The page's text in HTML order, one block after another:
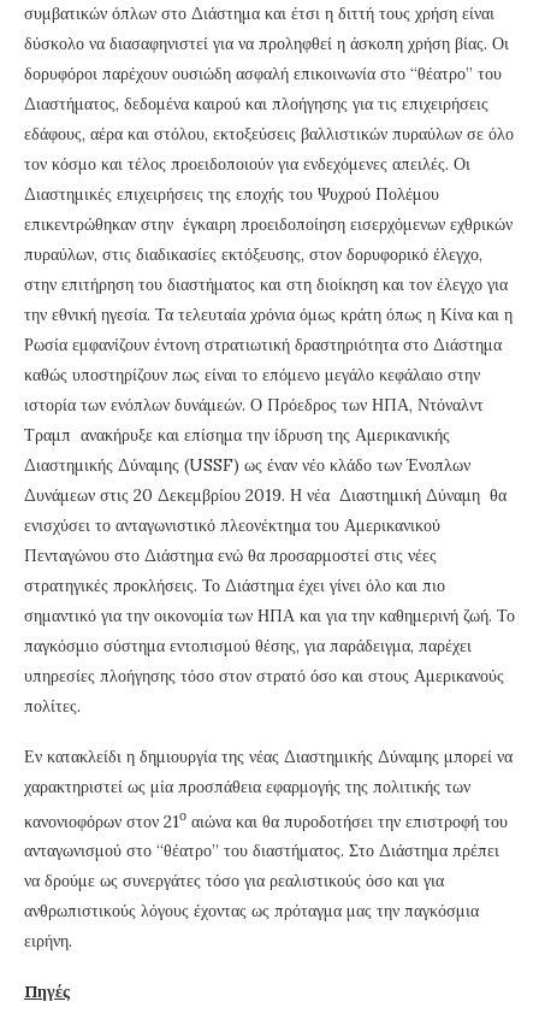
συμβατικών όπλων στο Διάστημα και έτσι η διττή τους χρήση είναι
δύσκολο να διασαφηνιστεί για να προληφθεί η άσκοπη χρήση βίας. Οι
δορυφόροι παρέχουν ουσιώδη ασφαλή επικοινωνία στο “θέατρο” του
Διαστήματος, δεδομένα καιρού και πλοήγησης για τις επιχειρήσεις
εδάφους, αέρα και στόλου, εκτοξεύσεις βαλλιστικών πυραύλων σε όλο
τον κόσμο και τέλος προειδοποιούν για ενδεχόμενες απειλές. Οι
Διαστημικές επιχειρήσεις της εποχής του Ψυχρού Πολέμου
επικεντρώθηκαν στην έγκαιρη προειδοποίηση εισερχόμενων εχθρικών
πυραύλων, στις διαδικασίες εκτόξευσης, στον δορυφορικό έλεγχο,
στην επιτήρηση του διαστήματος και στη διοίκηση και τον έλεγχο για
την εθνική ηγεσία. Τα τελευταία χρόνια όμως κράτη όπως η Κίνα και η
Ρωσία εμφανίζουν έντονη στρατιωτική δραστηριότητα στο Διάστημα
καθώς υποστηρίζουν πως είναι το επόμενο μεγάλο κεφάλαιο στην
ιστορία των ενόπλων δυνάμεών. Ο Πρόεδρος των ΗΠΑ, Ντόναλντ
Τραμπ ανακήρυξε και επίσημα την ίδρυση της Αμερικανικής
Διαστημικής Δύναμης (USSF) ως έναν νέο κλάδο των Ένοπλων
Δυνάμεων στις 20 Δεκεμβρίου 2019. Η νέα Διαστημική Δύναμη θα
ενισχύσει το ανταγωνιστικό πλεονέκτημα του Αμερικανικού
Πενταγώνου στο Διάστημα ενώ θα προσαρμοστεί στις νέες
στρατηγικές προκλήσεις. Το Διάστημα έχει γίνει όλο και πιο
σημαντικό για την οικονομία των ΗΠΑ και για την καθημερινή ζωή. Το
παγκόσμιο σύστημα εντοπισμού θέσης, για παράδειγμα, παρέχει
υπηρεσίες πλοήγησης τόσο στον στρατό όσο και στους Αμερικανούς
πολίτες.
Εν κατακλείδι η δημιουργία της νέας Διαστημικής Δύναμης μπορεί να
χαρακτηριστεί ως μία προσπάθεια εφαρμογής της πολιτικής των
κανονιοφόρων στον 21ο αιώνα και θα πυροδοτήσει την επιστροφή του
ανταγωνισμού στο “θέατρο” του διαστήματος. Στο Διάστημα πρέπει
να δρούμε ως συνεργάτες τόσο για ρεαλιστικούς όσο και για
ανθρωπιστικούς λόγους έχοντας ως πρόταγμα μας την παγκόσμια
ειρήνη.
Πηγές